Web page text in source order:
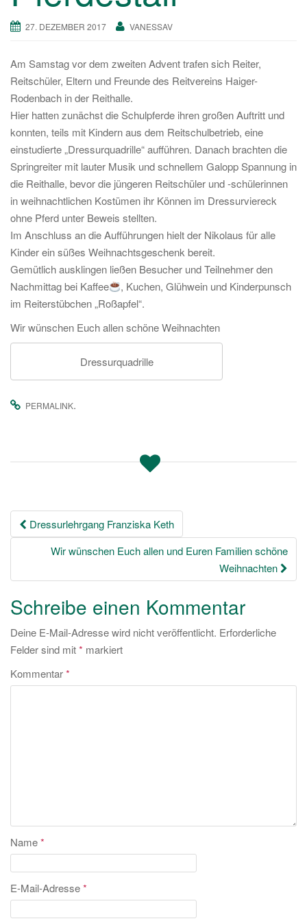
i
n
27. DEZEMBER 2017 VANESSAV
Am Samstag vor dem zweiten Adventtrafen sich Reiter,
Reitschüler, Eltern und Freunde des Reitvereins Haiger-
Rodenbach in der Reithalle.
Hier hatten zunächst die Schulpferde ihren großen Auftritt und
konnten, teils mit Kindernaus dem Reitschulbetrieb, eine
einstudierte „Dressurquadrille“ aufführen. Danach brachten die
Springreiter mit lauter Musik und schnellem GaloppSpannung in
die Reithalle, bevor die jüngeren Reitschüler und -schülerinnen
in weihnachtlichen Kostümen ihr Können im Dressurviereck
ohne Pferd unter Beweis stellten.
Im Anschluss an die Aufführungen hielt der Nikolaus für alle
Kinderein süßes Weihnachtsgeschenk bereit.
Gemütlich ausklingen ließen Besucher und Teilnehmer den
Nachmittag bei Kaffee
, Kuchen, Glühwein und Kinderpunsch
im Reiterstübchen „Roßapfel“.
Wir wünschen Euch allen schöne Weihnachten
Dressurquadrille
PERMALINK.
Beitrags-
Navigation
Dressurlehrgang Franziska Keth
Wir wünschen Euch allen und Euren Familien schöne
Weihnachten
Schreibe einen Kommentar
Deine E-Mail-Adresse wird nicht veröffentlicht. Erforderliche
Felder sind mit* markiert
Kommentar*
Name*
E-Mail-Adresse*